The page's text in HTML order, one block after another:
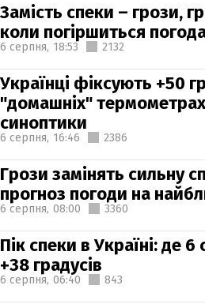
Замість спеки – грози,
коли погіршиться
6 серпня, 18:53 2132
Українці фіксують +50
"домашніх"
синоптики
6 серпня, 16:46 2386
Грози замінять сильну
прогноз погоди на
6 серпня, 08:00 3360
Пік спеки в Україні: де
+38 градусів
6 серпня, 06:40 843